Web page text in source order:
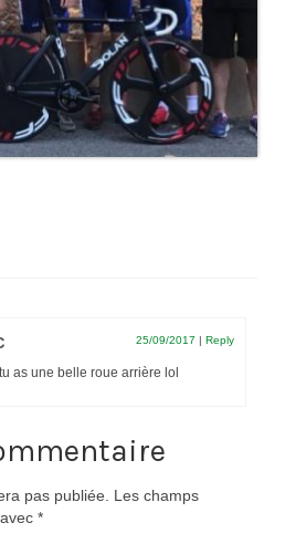
25/09/2017 | Reply
as une belle roue arrière lol
pas publiée. Les champs
*